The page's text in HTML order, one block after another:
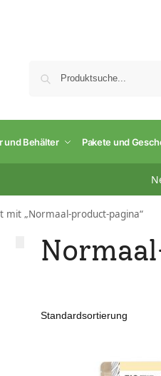
und Behälter Pakete und
mit „Normaal-product-pagina“